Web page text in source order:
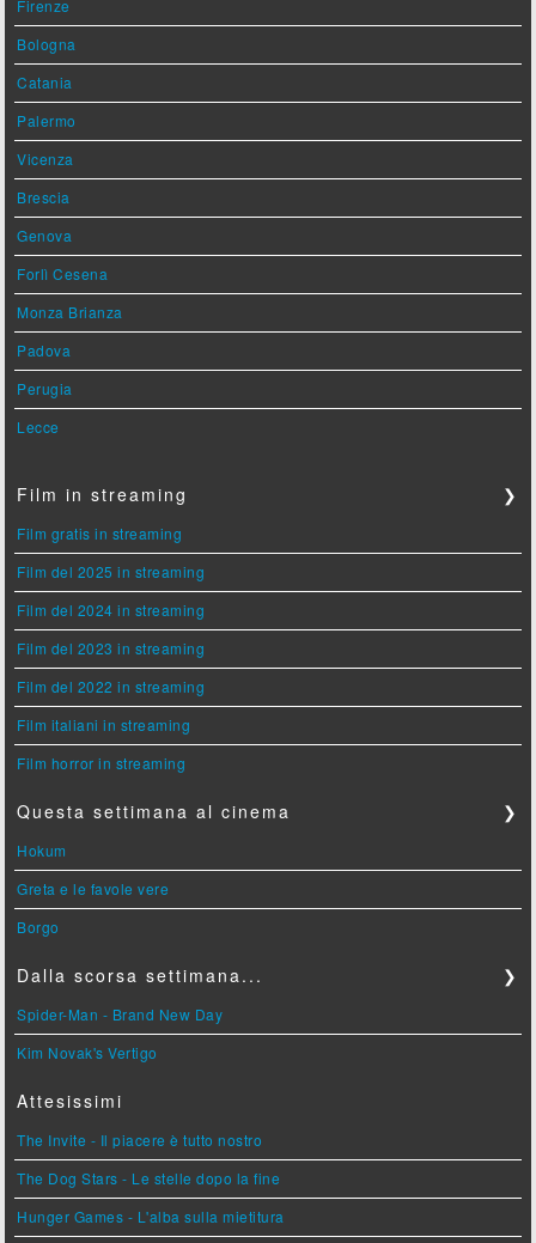
Firenze
Bologna
Catania
Palermo
Vicenza
Brescia
Genova
Forlì Cesena
Monza Brianza
Padova
Perugia
Lecce
Film in streaming ❯
Film gratis in streaming
Film del 2025 in streaming
Film del 2024 in streaming
Film del 2023 in streaming
Film del 2022 in streaming
Film italiani in streaming
Film horror in streaming
Questa settimana al cinema ❯
Hokum
Greta e le favole vere
Borgo
Dalla scorsa settimana... ❯
Spider-Man - Brand New Day
Kim Novak's Vertigo
Attesissimi
The Invite - Il piacere è tutto nostro
The Dog Stars - Le stelle dopo la fine
Hunger Games - L'alba sulla mietitura